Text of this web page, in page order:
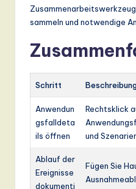
sammeln und notwendige
Schritt
Anwendun
gsfalldeta
ils öffnen
Rechtsklick
und
Ablauf der
Ereignisse
dokumenti
Fügen Sie